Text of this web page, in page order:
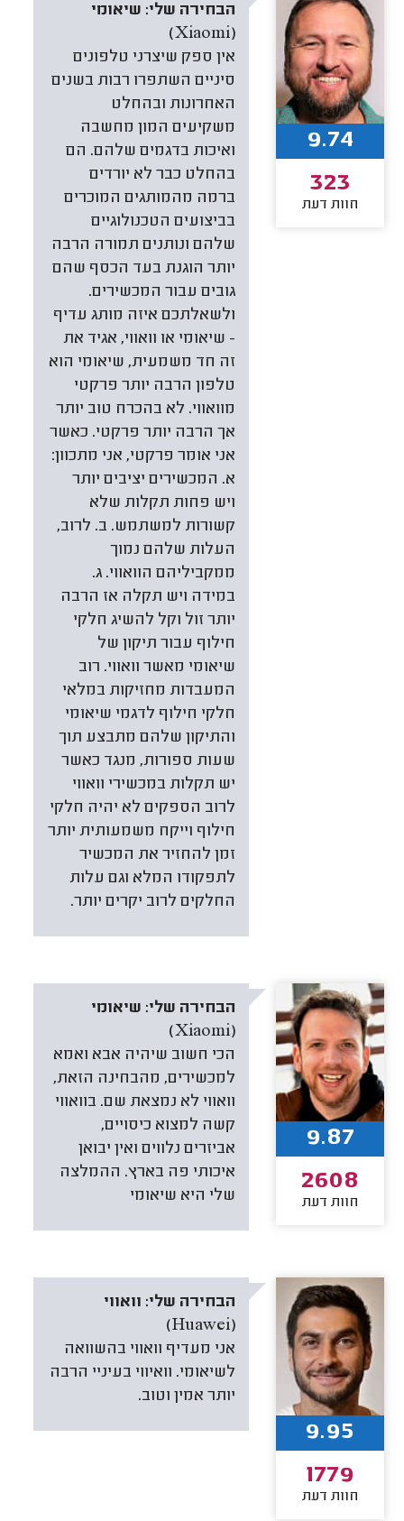
הבחירה שלי: שיאומי
(Xiaomi)
אין ספק שיצרני טלפונים
סיניים השתפרו רבות בשנים
האחרונות ובהחלט
משקיעים המון מחשבה
ואיכות בדגמים שלהם. הם
בהחלט כבר לא יורדים
ברמה מהמותגים המוכרים
בביצועים הטכנולוגיים
שלהם ונותנים תמורה הרבה
יותר הוגנת בעד הכסף שהם
גובים עבור המכשירים.
ולשאלתכם איזה מותג עדיף
- שיאומי או וואווי, אגיד את
זה חד משמעית, שיאומי הוא
טלפון הרבה יותר פרקטי
מוואווי. לא בהכרח טוב יותר
אך הרבה יותר פרקטי. כאשר
אני אומר פרקטי, אני מתכוון:
א. המכשירים יציבים יותר
ויש פחות תקלות שלא
קשורות למשתמש. ב. לרוב,
העלות שלהם נמוך
ממקביליהם הוואווי. ג.
במידה ויש תקלה אז הרבה
יותר זול וקל להשיג חלקי
חילוף עבור תיקון של
שיאומי מאשר וואווי. רוב
המעבדות מחזיקות במלאי
חלקי חילוף לדגמי שיאומי
והתיקון שלהם מתבצע תוך
שעות ספורות, מנגד כאשר
יש תקלות במכשירי וואווי
לרוב הספקים לא יהיה חלקי
חילוף וייקח משמעותית יותר
זמן להחזיר את המכשיר
לתפקודו המלא וגם עלות
החלקים לרוב יקרים יותר.
9.74
323
חוות דעת
הבחירה שלי: שיאומי
(Xiaomi)
הכי חשוב שיהיה אבא ואמא
למכשירים, מהבחינה הזאת,
וואווי לא נמצאת שם. בוואווי
קשה למצוא כיסויים,
אביזרים נלווים ואין יבואן
איכותי פה בארץ. ההמלצה
שלי היא שיאומי
9.87
2608
חוות דעת
הבחירה שלי: וואווי
(Huawei)
אני מעדיף וואווי בהשוואה
לשיאומי. וואיווי בעיניי הרבה
יותר אמין וטוב.
9.95
1779
חוות דעת